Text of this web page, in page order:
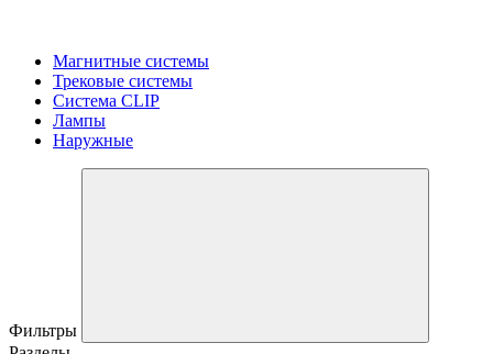
Магнитные системы
Трековые системы
Система CLIP
Лампы
Наружные
Фильтры